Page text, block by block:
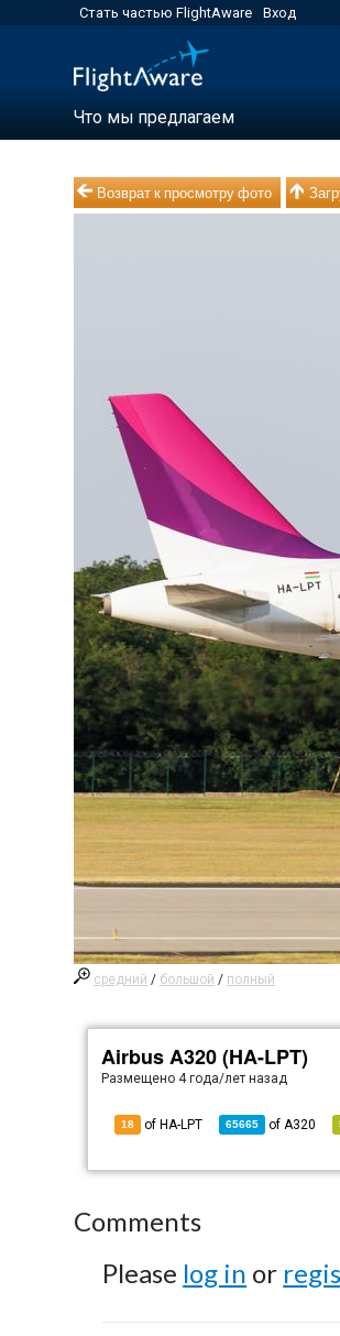
Стать частью FlightAware Вход
Что мы предлагаем
Возврат к просмотру фото
средний / большой / полный
Airbus A320 (HA-LPT)
Размещено 4 года/лет назад
18 of HA-LPT 65665 ofA320
Comments
Please log in or